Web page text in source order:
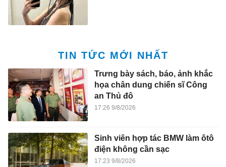
TIN TỨC MỚI NHẤT
Trưng bày sách, báo, ảnh khắc
họa chân dung chiến sĩ Công
an Thủ đô
17:26 9/8/2026
Sinh viên hợp tác BMW làm ôtô
điện không cần sạc
17:23 9/8/2026